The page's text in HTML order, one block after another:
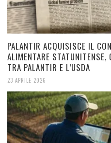
PALANTIR ACQUISISCE IL
ALIMENTARE STATUNITENSE,
TRA PALANTIR E L’USDA
23 APRILE 2026